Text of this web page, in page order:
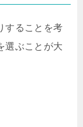
することを考
選ぶことが大